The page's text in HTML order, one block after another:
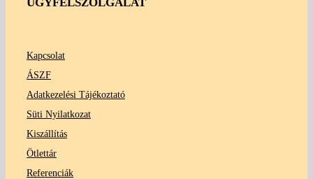
Kapcsolat
ÁSZF
Adatkezelési Tájékoztató
Süti Nyilatkozat
Kiszállítás
Ötlettár
Referenciák